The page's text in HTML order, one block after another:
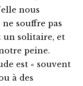
nous
souffre pas
un solitaire, et
peine.
est « souvent
à des